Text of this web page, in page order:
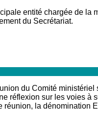
entité chargée de
du Secrétariat.
du Comité
réflexion sur les voies
la dénomination